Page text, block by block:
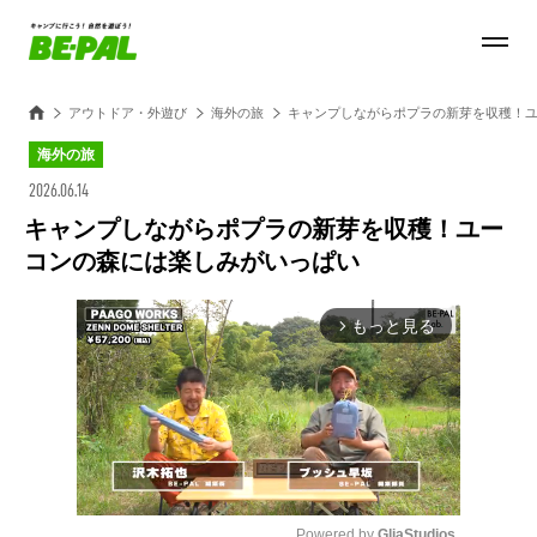
アウトドア・外遊び 海外の旅 キャンプしながらポプラの新芽を収穫！
海外の旅
2026.06.14
キャンプしながらポプラの新芽を収穫！ユー
コンの森には楽しみがいっぱい
arrow_forward_ios もっと見る